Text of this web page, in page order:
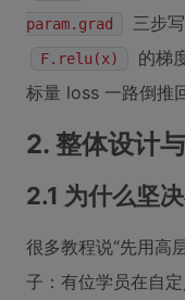
param.grad
三步
F.relu(x) 的梯
标量 loss 一路倒推
2. 整体设计
2.1 为什么坚
很多教程说“先用高
子：有位学员在自定